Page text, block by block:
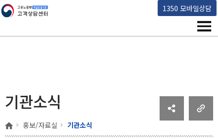
1350 모바일상담
고용노동부 책임운영기관 고객상담센터
메
기관소식
홈 홍보/자료실 기관소식